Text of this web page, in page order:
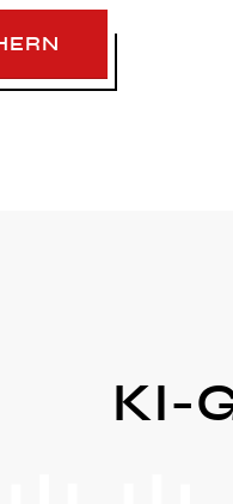
KI-